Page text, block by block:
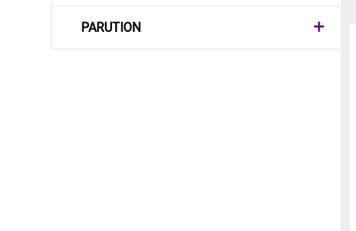
PARUTION